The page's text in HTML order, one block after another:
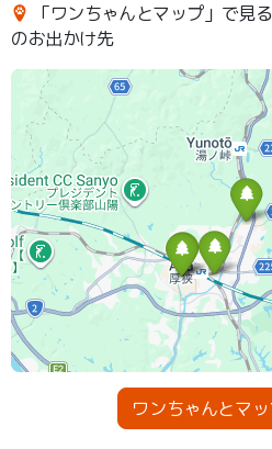
「ワンちゃんとマップ」で見
のお出かけ先
ワンちゃんとマ